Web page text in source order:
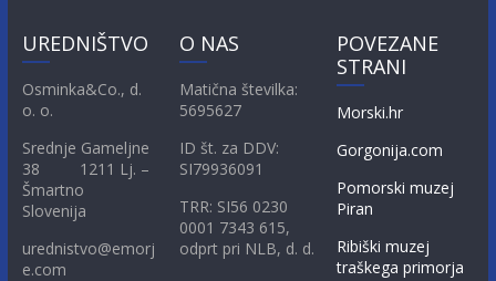
UREDNIŠTVO
Osminka&Co., d.
o. o.
Srednje Gameljne
38 1211 Lj. –
Šmartno
Slovenija
urednistvo@emorj
e.com
O NAS
Matična številka:
5695627
ID št. za DDV:
SI79936091
TRR: SI56 0230
0001 7343 615,
odprt pri NLB, d. d.
POVEZANE
STRANI
Morski.hr
Gorgonija.com
Pomorski muzej
Piran
Ribiški muzej
traškega primorja